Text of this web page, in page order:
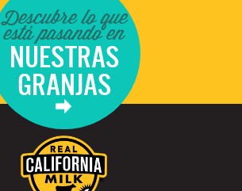
Descubre lo que
está pasando en
NUESTRAS
GRANJAS